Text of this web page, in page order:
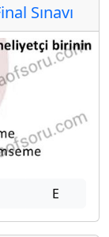
Sınavı
E